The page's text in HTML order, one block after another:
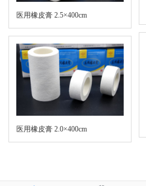
医用橡皮膏 2.5×400cm
医用橡皮膏 2.0×400cm